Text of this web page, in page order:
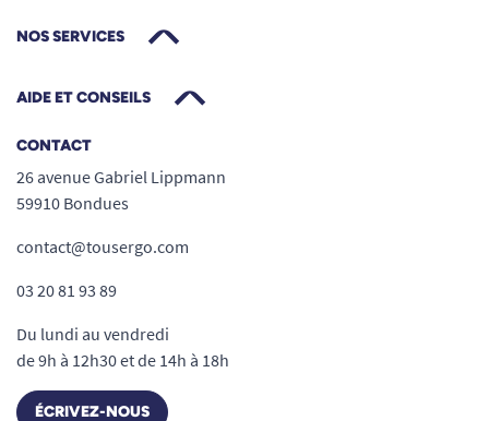
NOS SERVICES
AIDE ET CONSEILS
CONTACT
26 avenue Gabriel Lippmann
59910 Bondues
contact@tousergo.com
03 20 81 93 89
Du lundi au vendredi
de 9h à 12h30 et de 14h à 18h
ÉCRIVEZ-NOUS